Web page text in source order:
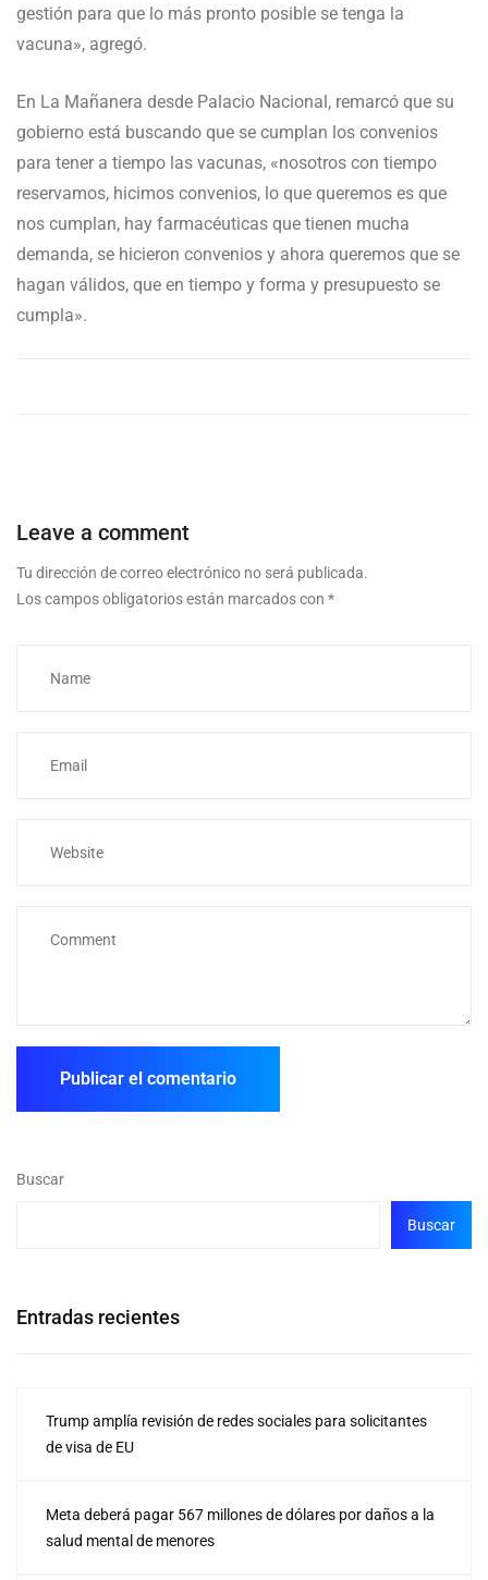
gestión para que lo más pronto posible se tenga la
vacuna», agregó.
En La Mañanera desde Palacio Nacional, remarcó que su
gobierno está buscando que se cumplan los convenios
para tener a tiempo las vacunas, «nosotros con tiempo
reservamos, hicimos convenios, lo que queremos es que
nos cumplan, hay farmacéuticas que tienen mucha
demanda, se hicieron convenios y ahora queremos que se
hagan válidos, que en tiempo y forma y presupuesto se
cumpla».
Leave a comment
Tu dirección de correo electrónico no será publicada.
Los campos obligatorios están marcados con *
Buscar
Buscar
Entradas recientes
Trump amplía revisión de redes sociales para solicitantes
de visa de EU
Meta deberá pagar 567 millones de dólares por daños a la
salud mental de menores